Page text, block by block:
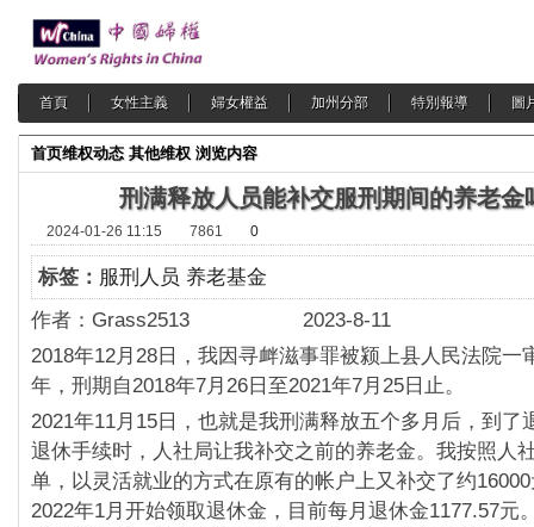
首頁 女性主義 婦女權益 加州分部 特別報導 圖
首页维权动态 其他维权 浏览内容
刑满释放人员能补交服刑期间的养老金
2024-01-26 11:15 7861 0
标签： 服刑人员 养老基金
作者： Grass2513 2023-8-11
2018年12月28日，我因寻衅滋事罪被颍上县人民法院一
年，刑期自2018年7月26日至2021年7月25日止。
2021年11月15日，也就是我刑满释放五个多月后，到了
退休手续时，人社局让我补交之前的养老金。我按照人
单，以灵活就业的方式在原有的帐户上又补交了约
2022年1月开始领取退休金，目前每月退休金1177.57元